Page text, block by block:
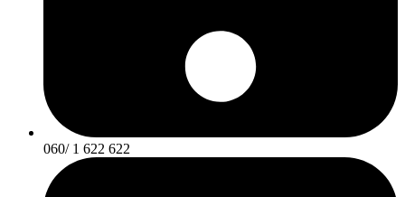
060/ 1 622 622